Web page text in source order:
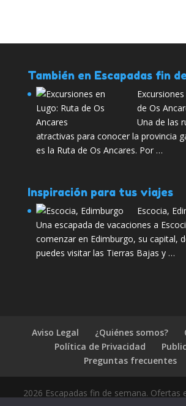
También en Escapadas fin
de Os
Una de las
atractivas para conocer la provincia
es la Ruta de Os Ancares. Por …
Inspiración para tus viajes
Escocia,
Una escapada de vacaciones a
comenzar en Edimburgo, su capital,
puedes visitar las Tierras Bajas y …
Aviso Legal ¿Quiénes somos?
Política de Privacidad
Preguntas frecuentes
2026 Escapadas fin de semana. Ofertas